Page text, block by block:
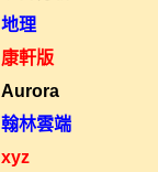
地理
康軒版
Aurora
翰林雲端
xyz